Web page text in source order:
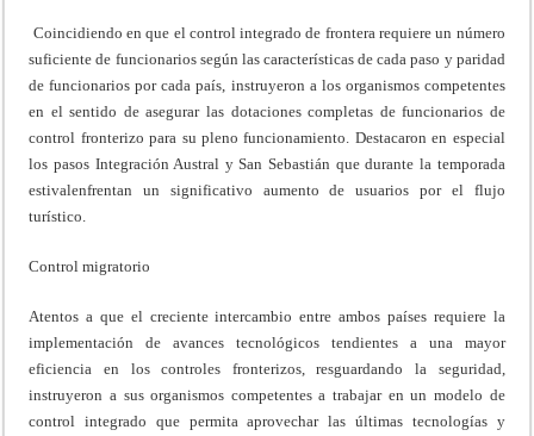
Coincidiendo en que el control integrado de frontera requiere un número
suficiente de funcionarios según las características de cada paso y paridad
de funcionarios por cada país, instruyeron a los organismos competentes
en el sentido de asegurar las dotaciones completas de funcionarios de
control fronterizo para su pleno funcionamiento. Destacaron en especial
los pasos Integración Austral y San Sebastián que durante la temporada
estivalenfrentan un significativo aumento de usuarios por el flujo
turístico.
Control migratorio
Atentos a que el creciente intercambio entre ambos países requiere la
implementación de avances tecnológicos tendientes a una mayor
eficiencia en los controles fronterizos, resguardando la seguridad,
instruyeron a sus organismos competentes a trabajar en un modelo de
control integrado que permita aprovechar las últimas tecnologías y